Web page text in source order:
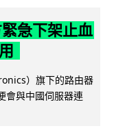
急下架止血
）旗下的路由器
會與中國伺服器連